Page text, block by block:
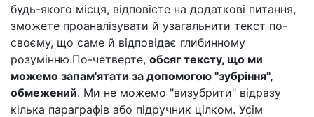
будь-якого місця, відповісте на додаткові питання,
зможете проаналізувати й узагальнити текст по-
своєму, що саме й відповідає глибинному
розумінню.По-четверте, обсяг тексту, що ми
можемо запам'ятати за допомогою "зубріння",
обмежений. Ми не можемо "визубрити" відразу
кілька параграфів або підручник цілком. Усім